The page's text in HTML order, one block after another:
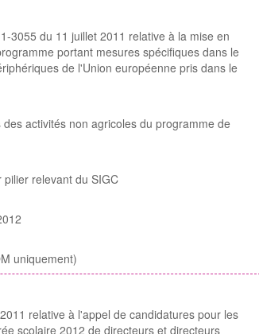
3055 du 11 juillet 2011 relative à la mise en
portant mesures spécifiques dans le
de l'Union européenne pris dans le
activités non agricoles du programme de
relevant du SIGC
uniquement)
relative à l'appel de candidatures pour les
scolaire 2012 de directeurs et directeurs